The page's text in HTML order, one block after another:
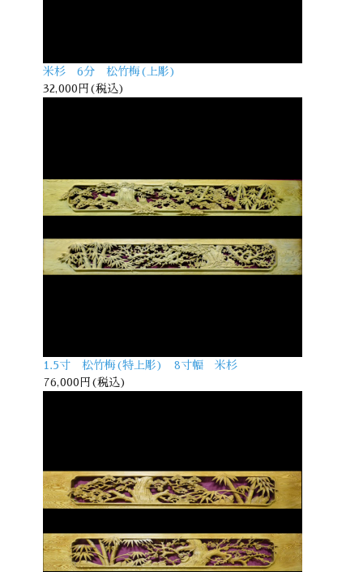
米杉 6分 松竹梅(上彫)
32,000円(税込)
1.5寸 松竹梅(特上彫) 8寸幅 米杉
76,000円(税込)